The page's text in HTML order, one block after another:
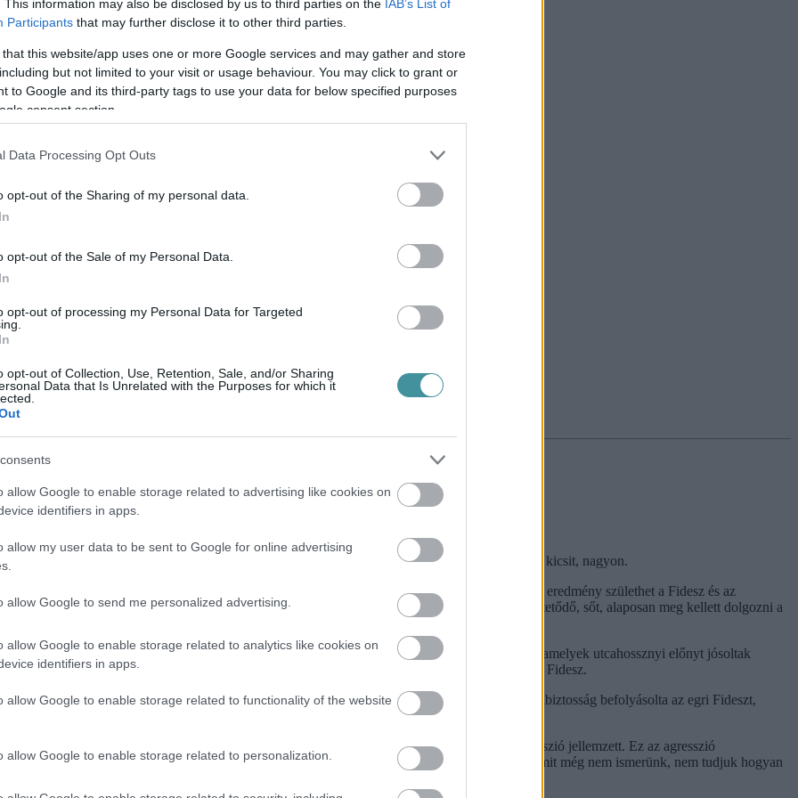
This information may also be disclosed by us to third parties on the IAB’s List of
Participants that may further disclose it to other third parties.
that this website/app uses one or more Google services and may gather and store
but not limited to your visit or usage behaviour. You may click to grant or
to Google and its third-party tags to use your data for below specified purposes
consent section.
Data Processing Opt Outs
opt-out of the Sharing of my personal data.
opt-out of the Sale of my Personal Data.
opt-out of processing my Personal Data for Targeted
opt-out of Collection, Use, Retention, Sale, and/or Sharing
Data that Is Unrelated with the Purposes for which it
allow Google to enable storage related to advertising like cookies on
identifiers in apps.
allow my user data to be sent to Google for online advertising
allow Google to send me personalized advertising.
allow Google to enable storage related to analytics like cookies on
identifiers in apps.
allow Google to enable storage related to functionality of the website
allow Google to enable storage related to personalization.
ki a kiszáradó Eg...
prémium, amely már nem...
amely a Rapid Wi...
70 millió forintos fejl...
egri választásról
– Még egyszer az egri választásról
okát, mindig az az eredmény, hogy a kormánypárt egri szekciója ezt magának szúrta el. Nem kicsit, nagyon.
választás részvételi és eredmény adataiból arra lehetett következtetni, hogy Egerben szoros eredmény születhet a Fidesz és az
akár természetesnek is vehettük az ellenzéki győzelmet, de persze ez nem volt magától értetődő, sőt, alaposan meg kellett dolgozni a
Zsolt kormánypárti országgyűlési képviselő által fémjelzett egri Fidesz körül.
sorra közölte a propagandacikkeket, házi elemzők eszmefuttatásait, közvélemény-kutatásokat, amelyek utcahossznyi előnyt jósoltak
hogy minden rendben, nem lehet gond, Habis népszerűbb, mint a Nyitrai által vezetett Fidesz.
le a Nyitrai által mozgatott Habis ellen. Hogy a vereségtől való félelem vagy a túlzott magabiztosság befolyásolta az egri Fideszt,
is volt, amit az egri Fidesz propagandistái részéről mérhetetlen pökhendiség és agresszió jellemzett. Ez az agresszió
az ismert végeredményben. Egy olyan képződmény vette át a város irányítását, amit még nem ismerünk, nem tudjuk hogyan